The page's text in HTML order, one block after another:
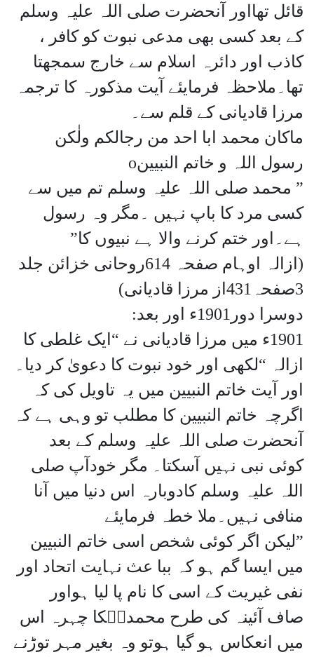
قائل تھااور آنحضرت صلی اللہ علیہ وسلم
کے بعد کسی بھی مدعی نبوت کو کافر ،
کاذب اور دائرہ اسلام سے خارج سمجھتا
تھا۔ملاحظہ فرمایئے آیت مذکورہ کا ترجمہ
مرزا قادیانی کے قلم سے۔
ماکان محمد ابا احد من رجالکم ولٰکن
رسول اللہ و خاتم النبیینo
” محمد صلی اللہ علیہ وسلم تم میں سے
کسی مرد کا باپ نہیں ۔مگر وہ رسول
ہے۔اور ختم کرنے والا ہے نبیوں کا”
(ازالہ اوہام صفحہ 614روحانی خزائن جلد
3صفحہ431از مرزا قادیانی)
دوسرا دور1901ء اور بعد:
1901ء میں مرزا قادیانی نے “ایک غلطی کا
ازالہ “لکھی اور خود نبوت کا دعویٰ کر دیا۔
اور آیت خاتم النبیین میں یہ تاویل کی کہ
اگرچہ خاتم النبیین کا مطلب تو وہی ہے کہ
آنحضرت صلی اللہ علیہ وسلم کے بعد
کوئی نبی نہیں آسکتا۔ مگر خودآپ صلی
اللہ علیہ وسلم کادوبارہ اس دنیا میں آنا
منافی نہیں۔ملا خطہ فرمایئے
”لیکن اگر کوئی شخص اسی خاتم النبیین
میں ایسا گم ہو کہ ببا عث نہایت اتحاد اور
نفی غیریت کے اسی کا نام پا لیا ہواور
صاف آئینہ کی طرح محمدیۖکا چہرہ اس
میں انعکاس ہو گیا ہوتو وہ بغیر مہر توڑنے